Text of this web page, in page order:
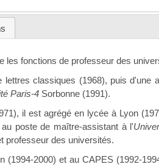
les fonctions de professeur des
classiques (1968), puis d'une
Paris-4 Sorbonne (1991).
il est agrégé en lycée à Lyon
poste de maître-assistant à l'
professeur des universités.
(1994-2000) et au CAPES (1992-